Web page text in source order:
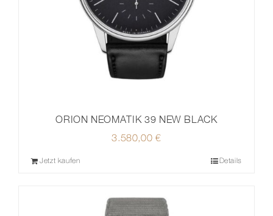
ORION NEOMATIK 39 NEW BLACK
3.580,00€
Jetzt kaufen Details